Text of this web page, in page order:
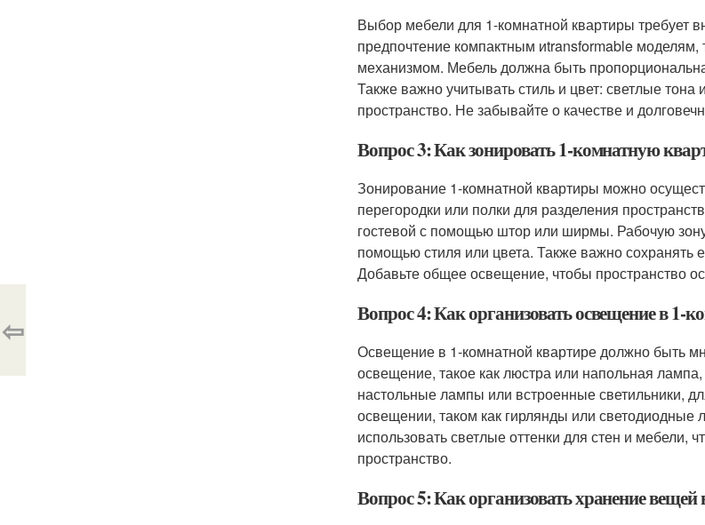
Выбор мебели для 1-комнатной квартиры требует
предпочтение компактным иtransformable моделям,
механизмом. Мебель должна быть
Также важно учитывать стиль и цвет: светлые
пространство. Не забывайте о качестве и
Вопрос 3: Как зонировать 1-комнатную
Зонирование 1-комнатной квартиры можно
перегородки или полки для разделения
гостевой с помощью штор или ширмы. Рабочую
помощью стиля или цвета. Также важно сохранять
Добавьте общее освещение, чтобы пространство
Вопрос 4: Как организовать освещение в 1-
Освещение в 1-комнатной квартире должно быть
освещение, такое как люстра или напольная
настольные лампы или встроенные светильники,
освещении, таком как гирлянды или
использовать светлые оттенки для стен и мебели,
пространство.
Вопрос 5: Как организовать хранение
⇦